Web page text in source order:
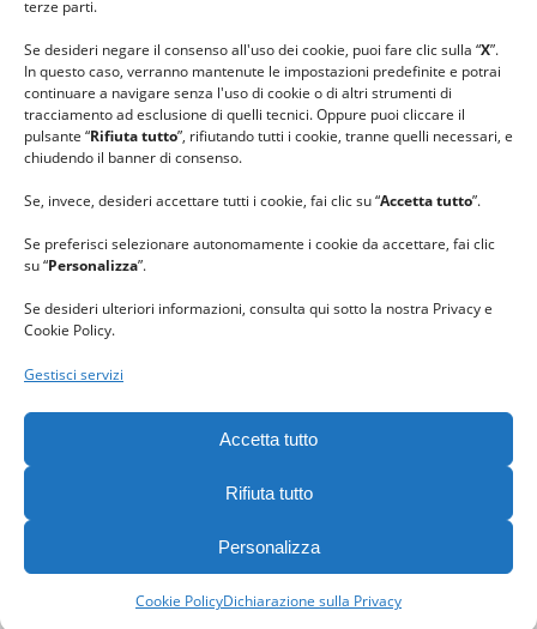
terze parti.
Se desideri negare il consenso all'uso dei cookie, puoi fare clic sulla “X”.
In questo caso, verranno mantenute le impostazioni predefinite e potrai
continuare a navigare senza l'uso di cookie o di altri strumenti di
tracciamento ad esclusione di quelli tecnici. Oppure puoi cliccare il
pulsante “Rifiuta tutto”, rifiutando tutti i cookie, tranne quelli necessari, e
chiudendo il banner di consenso.
Se, invece, desideri accettare tutti i cookie, fai clic su “Accetta tutto”.
Se preferisci selezionare autonomamente i cookie da accettare, fai clic
su “Personalizza”.
Se desideri ulteriori informazioni, consulta qui sotto la nostra Privacy e
Cookie Policy.
Gestisci servizi
Accetta tutto
Rifiuta tutto
Personalizza
Cookie PolicyDichiarazione sulla Privacy
#ilcaloredellempatia
Gomitolorosa. Tutti i diritti riservati. - C. F. 90063400023 -Privacy
policy-Cookie policy